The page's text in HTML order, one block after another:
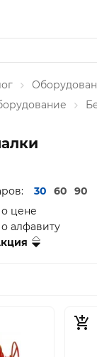
30 60
90
цене
алфавиту